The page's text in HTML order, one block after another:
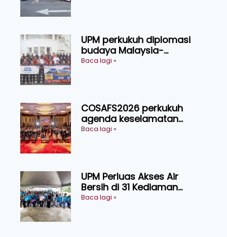
UPM perkukuh diplomasi
budaya Malaysia-
Indonesia melalui Narasi
Baca lagi »
COSAFS2026 perkukuh
agenda keselamatan
makanan, AgriHub pacu
Baca lagi »
UPM Perluas Akses Air
Bersih di 31 Kediaman
Orang Asli Tasik Chini
Baca lagi »